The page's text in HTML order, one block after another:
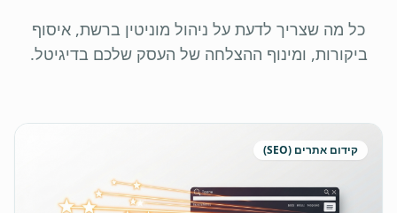
כל מה שצריך לדעת על ניהול מוניטין ברשת, איסוף
ביקורות, ומינוף ההצלחה של העסק שלכם בדיגיטל.
קידום אתרים (SEO)